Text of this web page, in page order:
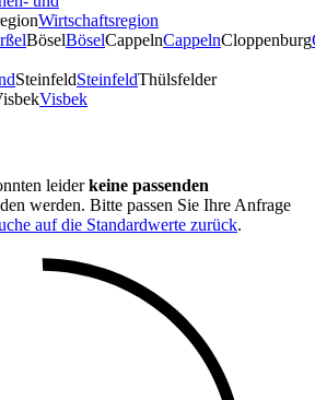
Wirtschaftsregion
BöselBöselCappelnCappelnCloppenburg
SteinfeldSteinfeldThülsfelder
Visbek
leiderkeine passenden
werden. Bitte passen Sie Ihre Anfrage
auf die Standardwerte zurück.